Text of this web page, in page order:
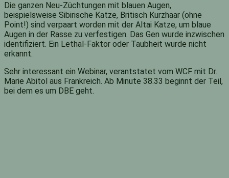
Die ganzen Neu-Züchtungen mit blauen Augen,
beispielsweise Sibirische Katze, Britisch Kurzhaar (ohne
Point!) sind verpaart worden mit der Altai Katze, um blaue
Augen in der Rasse zu verfestigen. Das Gen wurde inzwischen
identifiziert. Ein Lethal-Faktor oder Taubheit wurde nicht
erkannt.
Sehr interessant ein Webinar, verantstatet vom WCF mit Dr.
Marie Abitol aus Frankreich. Ab Minute 38.33 beginnt der Teil,
bei dem es um DBE geht.